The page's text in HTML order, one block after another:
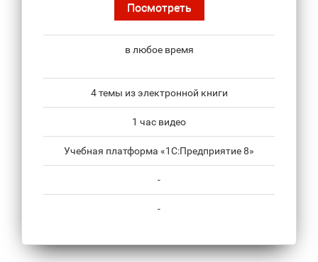
Посмотреть
в любое время
4 темы из электронной книги
1 час видео
Учебная платформа «1С:Предприятие 8»
-
-